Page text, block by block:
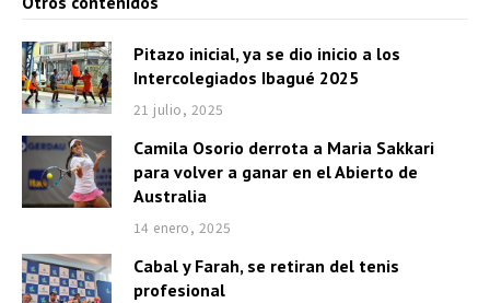
Pitazo inicial, ya se dio inicio a los
Intercolegiados Ibagué 2025
21 julio, 2025
Camila Osorio derrota a Maria Sakkari
para volver a ganar en el Abierto de
Australia
14 enero, 2025
Cabal y Farah, se retiran del tenis
profesional